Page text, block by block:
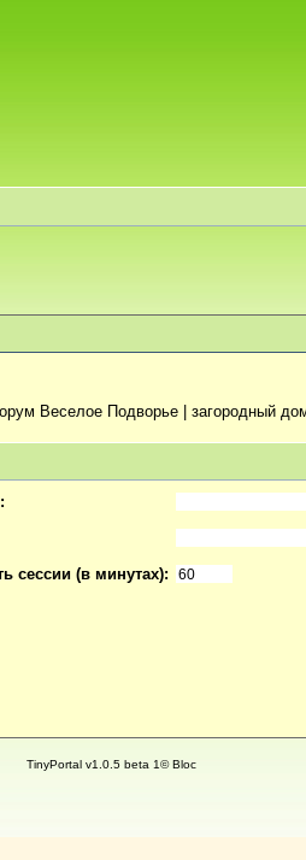
Веселое Подворье | загородный
сессии (в минутах):
TinyPortal v1.0.5 beta 1© Bloc